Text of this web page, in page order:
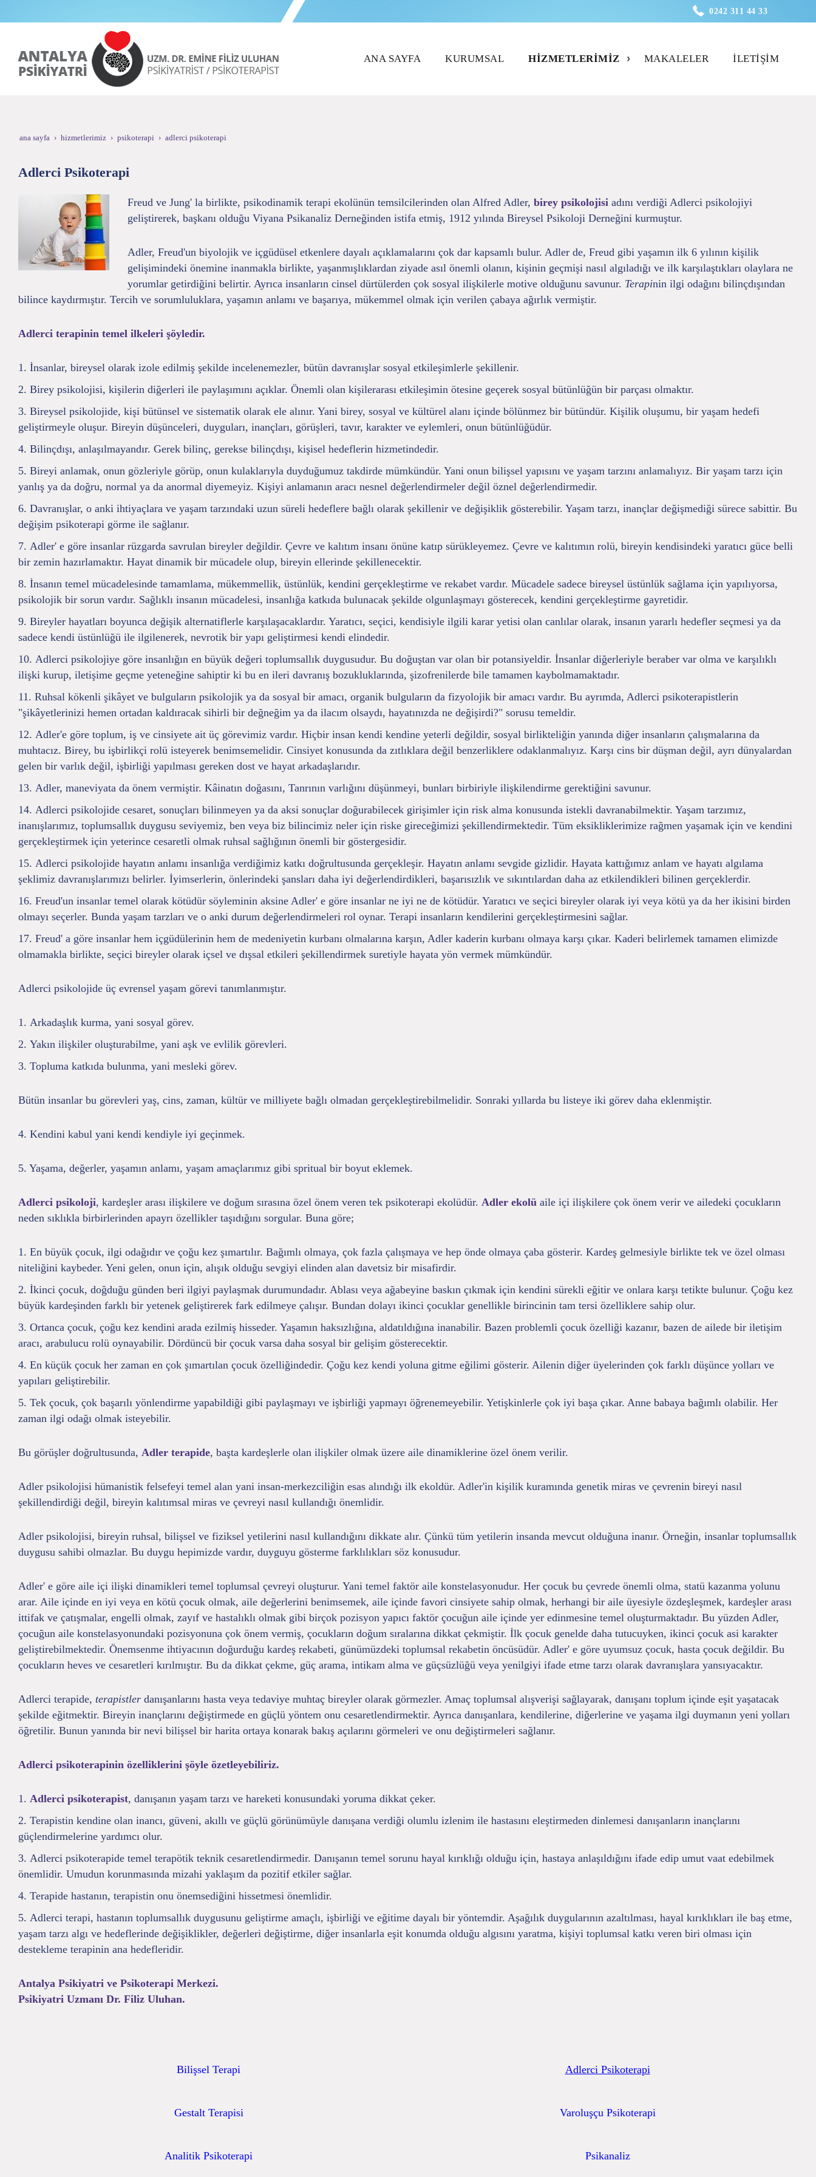
0242 311 44 33
ANA SAYFA KURUMSAL HIZMETLERIMIZ MAKALELER İLETIŞIM
ana sayfa hizmetlerimiz psikoterapi adlerci psikoterapi
Adlerci Psikoterapi
Freud ve Jung' la birlikte, psikodinamik terapi ekolünün temsilcilerinden olan Alfred Adler, birey psikolojisi adını verdiği Adlerci psikolojiyi
geliştirerek, başkanı olduğu Viyana Psikanaliz Derneğinden istifa etmiş, 1912 yılında Bireysel Psikoloji Derneğini kurmuştur.
Adler, Freud'un biyolojik ve içgüdüsel etkenlere dayalı açıklamalarını çok dar kapsamlı bulur. Adler de, Freud gibi yaşamın ilk 6 yılının kişilik
gelişimindeki önemine inanmakla birlikte, yaşanmışlıklardan ziyade asıl önemli olanın, kişinin geçmişi nasıl algıladığı ve ilk karşılaştıkları olaylara ne
yorumlar getirdiğini belirtir. Ayrıca insanların cinsel dürtülerden çok sosyal ilişkilerle motive olduğunu savunur. Terapinin ilgi odağını bilinçdışından
bilince kaydırmıştır. Tercih ve sorumluluklara, yaşamın anlamı ve başarıya, mükemmel olmak için verilen çabaya ağırlık vermiştir.
Adlerci terapinin temel ilkeleri şöyledir.
İnsanlar, bireysel olarak izole edilmiş şekilde incelenemezler, bütün davranışlar sosyal etkileşimlerle şekillenir.
Birey psikolojisi, kişilerin diğerleri ile paylaşımını açıklar. Önemli olan kişilerarası etkileşimin ötesine geçerek sosyal bütünlüğün bir parçası olmaktır.
Bireysel psikolojide, kişi bütünsel ve sistematik olarak ele alınır. Yani birey, sosyal ve kültürel alanı içinde bölünmez bir bütündür. Kişilik oluşumu, bir yaşam hedefi
geliştirmeyle oluşur. Bireyin düşünceleri, duyguları, inançları, görüşleri, tavır, karakter ve eylemleri, onun bütünlüğüdür.
Bilinçdışı, anlaşılmayandır. Gerek bilinç, gerekse bilinçdışı, kişisel hedeflerin hizmetindedir.
Bireyi anlamak, onun gözleriyle görüp, onun kulaklarıyla duyduğumuz takdirde mümkündür. Yani onun bilişsel yapısını ve yaşam tarzını anlamalıyız. Bir yaşam tarzı için
yanlış ya da doğru, normal ya da anormal diyemeyiz. Kişiyi anlamanın aracı nesnel değerlendirmeler değil öznel değerlendirmedir.
Davranışlar, o anki ihtiyaçlara ve yaşam tarzındaki uzun süreli hedeflere bağlı olarak şekillenir ve değişiklik gösterebilir. Yaşam tarzı, inançlar değişmediği sürece sabittir. Bu
değişim psikoterapi görme ile sağlanır.
Adler' e göre insanlar rüzgarda savrulan bireyler değildir. Çevre ve kalıtım insanı önüne katıp sürükleyemez. Çevre ve kalıtımın rolü, bireyin kendisindeki yaratıcı güce belli
bir zemin hazırlamaktır. Hayat dinamik bir mücadele olup, bireyin ellerinde şekillenecektir.
İnsanın temel mücadelesinde tamamlama, mükemmellik, üstünlük, kendini gerçekleştirme ve rekabet vardır. Mücadele sadece bireysel üstünlük sağlama için yapılıyorsa,
psikolojik bir sorun vardır. Sağlıklı insanın mücadelesi, insanlığa katkıda bulunacak şekilde olgunlaşmayı gösterecek, kendini gerçekleştirme gayretidir.
Bireyler hayatları boyunca değişik alternatiflerle karşılaşacaklardır. Yaratıcı, seçici, kendisiyle ilgili karar yetisi olan canlılar olarak, insanın yararlı hedefler seçmesi ya da
sadece kendi üstünlüğü ile ilgilenerek, nevrotik bir yapı geliştirmesi kendi elindedir.
Adlerci psikolojiye göre insanlığın en büyük değeri toplumsallık duygusudur. Bu doğuştan var olan bir potansiyeldir. İnsanlar diğerleriyle beraber var olma ve karşılıklı
ilişki kurup, iletişime geçme yeteneğine sahiptir ki bu en ileri davranış bozukluklarında, şizofrenilerde bile tamamen kaybolmamaktadır.
Ruhsal kökenli şikâyet ve bulguların psikolojik ya da sosyal bir amacı, organik bulguların da fizyolojik bir amacı vardır. Bu ayrımda, Adlerci psikoterapistlerin
"şikâyetlerinizi hemen ortadan kaldıracak sihirli bir değneğim ya da ilacım olsaydı, hayatınızda ne değişirdi?" sorusu temeldir.
Adler'e göre toplum, iş ve cinsiyete ait üç görevimiz vardır. Hiçbir insan kendi kendine yeterli değildir, sosyal birlikteliğin yanında diğer insanların çalışmalarına da
muhtacız. Birey, bu işbirlikçi rolü isteyerek benimsemelidir. Cinsiyet konusunda da zıtlıklara değil benzerliklere odaklanmalıyız. Karşı cins bir düşman değil, ayrı dünyalardan
gelen bir varlık değil, işbirliği yapılması gereken dost ve hayat arkadaşlarıdır.
Adler, maneviyata da önem vermiştir. Kâinatın doğasını, Tanrının varlığını düşünmeyi, bunları birbiriyle ilişkilendirme gerektiğini savunur.
Adlerci psikolojide cesaret, sonuçları bilinmeyen ya da aksi sonuçlar doğurabilecek girişimler için risk alma konusunda istekli davranabilmektir. Yaşam tarzımız,
inanışlarımız, toplumsallık duygusu seviyemiz, ben veya biz bilincimiz neler için riske gireceğimizi şekillendirmektedir. Tüm eksikliklerimize rağmen yaşamak için ve kendini
gerçekleştirmek için yeterince cesaretli olmak ruhsal sağlığının önemli bir göstergesidir.
Adlerci psikolojide hayatın anlamı insanlığa verdiğimiz katkı doğrultusunda gerçekleşir. Hayatın anlamı sevgide gizlidir. Hayata kattığımız anlam ve hayatı algılama
şeklimiz davranışlarımızı belirler. İyimserlerin, önlerindeki şansları daha iyi değerlendirdikleri, başarısızlık ve sıkıntılardan daha az etkilendikleri bilinen gerçeklerdir.
Freud'un insanlar temel olarak kötüdür söyleminin aksine Adler' e göre insanlar ne iyi ne de kötüdür. Yaratıcı ve seçici bireyler olarak iyi veya kötü ya da her ikisini birden
olmayı seçerler. Bunda yaşam tarzları ve o anki durum değerlendirmeleri rol oynar. Terapi insanların kendilerini gerçekleştirmesini sağlar.
Freud' a göre insanlar hem içgüdülerinin hem de medeniyetin kurbanı olmalarına karşın, Adler kaderin kurbanı olmaya karşı çıkar. Kaderi belirlemek tamamen elimizde
olmamakla birlikte, seçici bireyler olarak içsel ve dışsal etkileri şekillendirmek suretiyle hayata yön vermek mümkündür.
Adlerci psikolojide üç evrensel yaşam görevi tanımlanmıştır.
Arkadaşlık kurma, yani sosyal görev.
Yakın ilişkiler oluşturabilme, yani aşk ve evlilik görevleri.
Topluma katkıda bulunma, yani mesleki görev.
Bütün insanlar bu görevleri yaş, cins, zaman, kültür ve milliyete bağlı olmadan gerçekleştirebilmelidir. Sonraki yıllarda bu listeye iki görev daha eklenmiştir.
4. Kendini kabul yani kendi kendiyle iyi geçinmek.
5. Yaşama, değerler, yaşamın anlamı, yaşam amaçlarımız gibi spritual bir boyut eklemek.
Adlerci psikoloji, kardeşler arası ilişkilere ve doğum sırasına özel önem veren tek psikoterapi ekolüdür. Adler ekolü aile içi ilişkilere çok önem verir ve ailedeki çocukların
neden sıklıkla birbirlerinden apayrı özellikler taşıdığını sorgular. Buna göre;
En büyük çocuk, ilgi odağıdır ve çoğu kez şımartılır. Bağımlı olmaya, çok fazla çalışmaya ve hep önde olmaya çaba gösterir. Kardeş gelmesiyle birlikte tek ve özel olması
niteliğini kaybeder. Yeni gelen, onun için, alışık olduğu sevgiyi elinden alan davetsiz bir misafirdir.
İkinci çocuk, doğduğu günden beri ilgiyi paylaşmak durumundadır. Ablası veya ağabeyine baskın çıkmak için kendini sürekli eğitir ve onlara karşı tetikte bulunur. Çoğu kez
büyük kardeşinden farklı bir yetenek geliştirerek fark edilmeye çalışır. Bundan dolayı ikinci çocuklar genellikle birincinin tam tersi özelliklere sahip olur.
Ortanca çocuk, çoğu kez kendini arada ezilmiş hisseder. Yaşamın haksızlığına, aldatıldığına inanabilir. Bazen problemli çocuk özelliği kazanır, bazen de ailede bir iletişim
aracı, arabulucu rolü oynayabilir. Dördüncü bir çocuk varsa daha sosyal bir gelişim gösterecektir.
En küçük çocuk her zaman en çok şımartılan çocuk özelliğindedir. Çoğu kez kendi yoluna gitme eğilimi gösterir. Ailenin diğer üyelerinden çok farklı düşünce yolları ve
yapıları geliştirebilir.
Tek çocuk, çok başarılı yönlendirme yapabildiği gibi paylaşmayı ve işbirliği yapmayı öğrenemeyebilir. Yetişkinlerle çok iyi başa çıkar. Anne babaya bağımlı olabilir. Her
zaman ilgi odağı olmak isteyebilir.
Bu görüşler doğrultusunda, Adler terapide, başta kardeşlerle olan ilişkiler olmak üzere aile dinamiklerine özel önem verilir.
Adler psikolojisi hümanistik felsefeyi temel alan yani insan-merkezciliğin esas alındığı ilk ekoldür. Adler'in kişilik kuramında genetik miras ve çevrenin bireyi nasıl
şekillendirdiği değil, bireyin kalıtımsal miras ve çevreyi nasıl kullandığı önemlidir.
Adler psikolojisi, bireyin ruhsal, bilişsel ve fiziksel yetilerini nasıl kullandığını dikkate alır. Çünkü tüm yetilerin insanda mevcut olduğuna inanır. Örneğin, insanlar toplumsallık
duygusu sahibi olmazlar. Bu duygu hepimizde vardır, duyguyu gösterme farklılıkları söz konusudur.
Adler' e göre aile içi ilişki dinamikleri temel toplumsal çevreyi oluşturur. Yani temel faktör aile konstelasyonudur. Her çocuk bu çevrede önemli olma, statü kazanma yolunu
arar. Aile içinde en iyi veya en kötü çocuk olmak, aile değerlerini benimsemek, aile içinde favori cinsiyete sahip olmak, herhangi bir aile üyesiyle özdeşleşmek, kardeşler arası
ittifak ve çatışmalar, engelli olmak, zayıf ve hastalıklı olmak gibi birçok pozisyon yapıcı faktör çocuğun aile içinde yer edinmesine temel oluşturmaktadır. Bu yüzden Adler,
çocuğun aile konstelasyonundaki pozisyonuna çok önem vermiş, çocukların doğum sıralarına dikkat çekmiştir. İlk çocuk genelde daha tutucuyken, ikinci çocuk asi karakter
geliştirebilmektedir. Önemsenme ihtiyacının doğurduğu kardeş rekabeti, günümüzdeki toplumsal rekabetin öncüsüdür. Adler' e göre uyumsuz çocuk, hasta çocuk değildir. Bu
çocukların heves ve cesaretleri kırılmıştır. Bu da dikkat çekme, güç arama, intikam alma ve güçsüzlüğü veya yenilgiyi ifade etme tarzı olarak davranışlara yansıyacaktır.
Adlerci terapide, terapistler danışanlarını hasta veya tedaviye muhtaç bireyler olarak görmezler. Amaç toplumsal alışverişi sağlayarak, danışanı toplum içinde eşit yaşatacak
şekilde eğitmektir. Bireyin inançlarını değiştirmede en güçlü yöntem onu cesaretlendirmektir. Ayrıca danışanlara, kendilerine, diğerlerine ve yaşama ilgi duymanın yeni yolları
öğretilir. Bunun yanında bir nevi bilişsel bir harita ortaya konarak bakış açılarını görmeleri ve onu değiştirmeleri sağlanır.
Adlerci psikoterapinin özelliklerini şöyle özetleyebiliriz.
Adlerci psikoterapist, danışanın yaşam tarzı ve hareketi konusundaki yoruma dikkat çeker.
Terapistin kendine olan inancı, güveni, akıllı ve güçlü görünümüyle danışana verdiği olumlu izlenim ile hastasını eleştirmeden dinlemesi danışanların inançlarını
güçlendirmelerine yardımcı olur.
Adlerci psikoterapide temel terapötik teknik cesaretlendirmedir. Danışanın temel sorunu hayal kırıklığı olduğu için, hastaya anlaşıldığını ifade edip umut vaat edebilmek
önemlidir. Umudun korunmasında mizahi yaklaşım da pozitif etkiler sağlar.
Terapide hastanın, terapistin onu önemsediğini hissetmesi önemlidir.
Adlerci terapi, hastanın toplumsallık duygusunu geliştirme amaçlı, işbirliği ve eğitime dayalı bir yöntemdir. Aşağılık duygularının azaltılması, hayal kırıklıkları ile baş etme,
yaşam tarzı algı ve hedeflerinde değişiklikler, değerleri değiştirme, diğer insanlarla eşit konumda olduğu algısını yaratma, kişiyi toplumsal katkı veren biri olması için
destekleme terapinin ana hedefleridir.
Antalya Psikiyatri ve Psikoterapi Merkezi.
Psikiyatri Uzmanı Dr. Filiz Uluhan.
Bilişsel Terapi Adlerci Psikoterapi
Gestalt Terapisi Varoluşçu Psikoterapi
Analitik Psikoterapi Psikanaliz